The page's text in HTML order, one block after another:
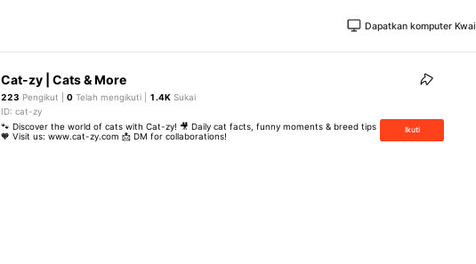
Dapatkan komputer Kwai
Cat-zy | Cats & More
223 Pengikut |0 Telah mengikuti | 1.4K Sukai
ID: cat-zy
🐾 Discover the world of cats with Cat-zy! 🎥 Daily cat facts, funny moments & breed tips
🧡 Visit us: www.cat-zy.com 📩 DM for collaborations!
Ikuti